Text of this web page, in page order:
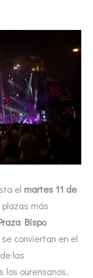
el martes 11 de
más
Bispo
conviertan en el
las
los ourensanos.